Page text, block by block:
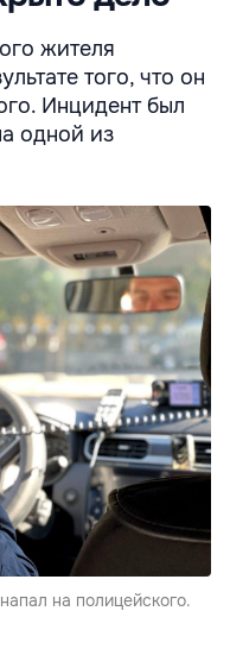
жителя
того, что он
Инцидент был
одной из
на полицейского.